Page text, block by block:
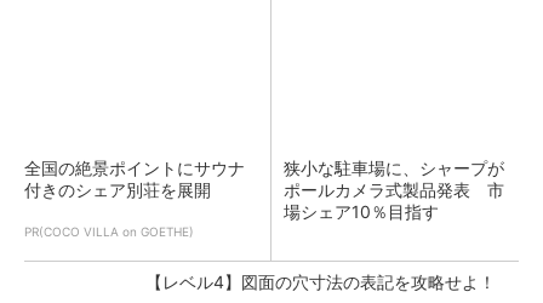
全国の絶景ポイントにサウナ
付きのシェア別荘を展開
PR(COCO VILLA on GOETHE)
狭小な駐車場に、シャープが
ポールカメラ式製品発表 市
場シェア10％目指す
【レベル4】図面の穴寸法の表記を攻略せよ！